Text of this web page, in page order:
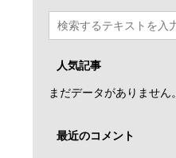
人気記事
まだデータがありません。
最近のコメント